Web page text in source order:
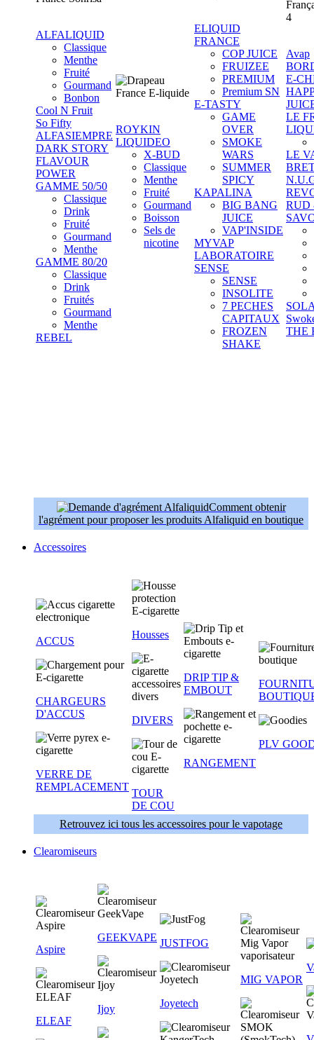
ALFALIQUID
Classique
Menthe
Fruité
Gourmand
Bonbon
Cool N Fruit
So Fifty
ALFASIEMPRE
DARK STORY
FLAVOUR
POWER
GAMME 50/50
Classique
Drink
Fruité
Gourmand
Menthe
GAMME 80/20
Classique
Drink
Fruités
Gourmand
Menthe
REBEL
ROYKIN
LIQUIDEO
X-BUD
Classique
Menthe
Fruité
Gourmand
Boisson
Sels de
nicotine
ELIQUID
FRANCE
COP JUICE
FRUIZEE
PREMIUM
Premium SN
E-TASTY
GAME
OVER
SMOKE
WARS
SUMMER
SPICY
KAPALINA
BIG BANG
JUICE
VAP'INSIDE
MYVAP
LABORATOIRE
SENSE
SENSE
INSOLITE
7 PECHES
CAPITAUX
FROZEN
SHAKE
Avap
E-
LE
LE
RUD
THE
Comment obtenir
l'agrément pour proposer les produits Alfaliquid en boutique
Accessoires
ACCUS
CHARGEURS
D'ACCUS
VERRE DE
REMPLACEMENT
Housses
DIVERS
TOUR
DE COU
DRIP TIP &
EMBOUT
RANGEMENT
PLV
Retrouvez ici tous les accessoires pour le vapotage
Clearomiseurs
Aspire
ELEAF
GEEKVAPE
Ijoy
JUSTFOG
Joyetech
MIG VAPOR